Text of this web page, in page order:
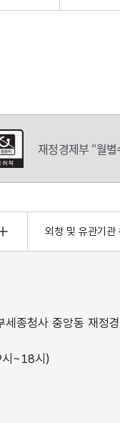
재정경제부 “월
외청 및 유관기관
종청사 중앙동 재정
~18시)